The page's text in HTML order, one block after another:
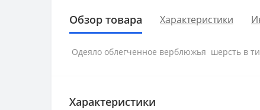
Обзор товара Характеристики
Одеяло облегченное верблюжья шерсть в
Характеристики